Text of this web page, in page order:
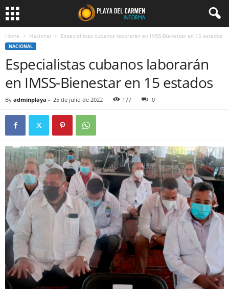
Home Nacional Especialistas cubanos laborarán en IMSS-Bienestar en 15 estados
NACIONAL
Especialistas cubanos laborarán
en IMSS-Bienestar en 15 estados
By adminplaya - 25 de julio de 2022 177 0